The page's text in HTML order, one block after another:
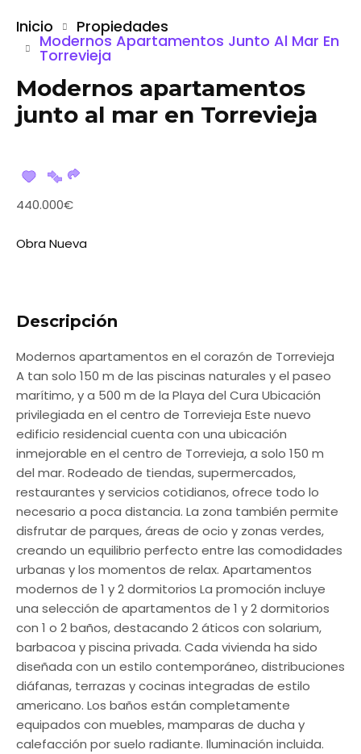
Inicio Propiedades
Modernos Apartamentos Junto Al Mar En
Torrevieja
Modernos apartamentos
junto al mar en Torrevieja
440.000€
Obra Nueva
Descripción
Modernos apartamentos en el corazón de Torrevieja
A tan solo 150 m de las piscinas naturales y el paseo
marítimo, y a 500 m de la Playa del Cura Ubicación
privilegiada en el centro de Torrevieja Este nuevo
edificio residencial cuenta con una ubicación
inmejorable en el centro de Torrevieja, a solo 150 m
del mar. Rodeado de tiendas, supermercados,
restaurantes y servicios cotidianos, ofrece todo lo
necesario a poca distancia. La zona también permite
disfrutar de parques, áreas de ocio y zonas verdes,
creando un equilibrio perfecto entre las comodidades
urbanas y los momentos de relax. Apartamentos
modernos de 1 y 2 dormitorios La promoción incluye
una selección de apartamentos de 1 y 2 dormitorios
con 1 o 2 baños, destacando 2 áticos con solarium,
barbacoa y piscina privada. Cada vivienda ha sido
diseñada con un estilo contemporáneo, distribuciones
diáfanas, terrazas y cocinas integradas de estilo
americano. Los baños están completamente
equipados con muebles, mamparas de ducha y
calefacción por suelo radiante. Iluminación incluida.